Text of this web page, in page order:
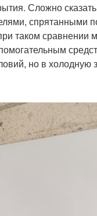
Сложно
спрятанными
таком
но в холодную